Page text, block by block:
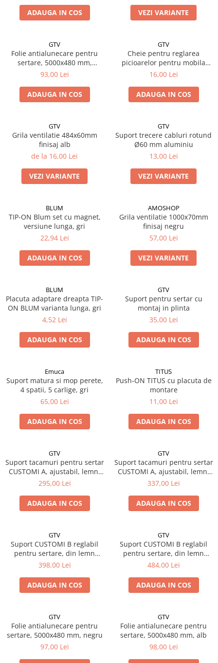
Profile maner
Alte accesorii
ADAUGA IN COS VEZI VARIANTE
GTV
Folie antialunecare pentru
sertare, 5000x480 mm,
antracit
93,00 Lei
ADAUGA IN COS
GTV
Cheie pentru reglarea
picioarelor pentru mobila
DPA/DPD
16,00 Lei
ADAUGA IN COS
GTV
Grila ventilatie 484x60mm
finisaj alb
de la 16,00 Lei
VEZI VARIANTE
GTV
Suport trecere cabluri rotund
Ø60 mm aluminiu
13,00 Lei
VEZI VARIANTE
BLUM
TIP-ON Blum set cu magnet,
versiune lunga, gri
22,94 Lei
ADAUGA IN COS
AMOSHOP
Grila ventilatie 1000x70mm
finisaj negru
57,00 Lei
VEZI VARIANTE
BLUM
Placuta adaptare dreapta TIP-
ON BLUM varianta lunga, gri
4,52 Lei
ADAUGA IN COS
GTV
Suport pentru sertar cu
montaj in plinta
35,00 Lei
ADAUGA IN COS
Emuca
Suport matura si mop perete,
4 spatii, 5 carlige, gri
65,00 Lei
ADAUGA IN COS
TITUS
Push-ON TITUS cu placuta de
montare
11,00 Lei
ADAUGA IN COS
GTV
Suport tacamuri pentru sertar
CUSTOMI A, ajustabil, lemn,
l=450mm
295,00 Lei
ADAUGA IN COS
GTV
Suport tacamuri pentru sertar
CUSTOMI A, ajustabil, lemn,
l=500mm
337,00 Lei
ADAUGA IN COS
GTV
Suport CUSTOMI B reglabil
pentru sertare, din lemn
pentru MODERN BOX/ AXIS ,
398,00 Lei
ADAUGA IN COS
GTV
Suport CUSTOMI B reglabil
pentru sertare, din lemn
pentru MODERN BOX/ AXIS ,
484,00 Lei
ADAUGA IN COS
GTV
Folie antialunecare pentru
sertare, 5000x480 mm, negru
97,00 Lei
GTV
Folie antialunecare pentru
sertare, 5000x480 mm, alb
98,00 Lei